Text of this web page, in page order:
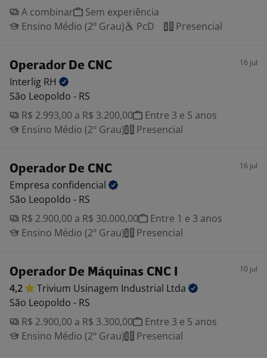
A combinar
Sem experiência
Ensino Médio (2º Grau)
PcD Presencial
Operador De CNC 16 jul
Interlig RH
São Leopoldo - RS
R$ 2.993,00 a R$ 3.200,00
Entre 3 e 5 anos
Ensino Médio (2º Grau)
Presencial
Operador De CNC 16 jul
Empresa confidencial
São Leopoldo - RS
R$ 2.900,00 a R$ 30.000,00
Entre 1 e 3 anos
Ensino Médio (2º Grau)
Presencial
Operador De Máquinas CNC I 10 jul
4,2 Trivium Usinagem Industrial Ltda
São Leopoldo - RS
R$ 2.900,00 a R$ 3.300,00
Entre 3 e 5 anos
Ensino Médio (2º Grau)
Presencial